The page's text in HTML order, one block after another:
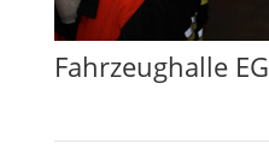
Fahrzeughalle EG